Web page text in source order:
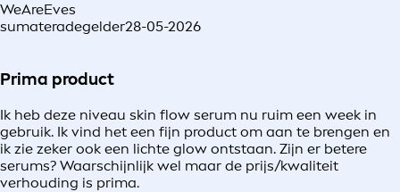
WeAreEves
sumateradegelder28-05-2026
Prima product
Ik heb deze niveau skin flow serum nu ruim een week in
gebruik. Ik vind het een fijn product om aan te brengen en
ik zie zeker ook een lichte glow ontstaan. Zijn er betere
serums? Waarschijnlijk wel maar de prijs/kwaliteit
verhouding is prima.